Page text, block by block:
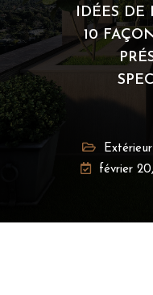
IDÉES DE
10
février